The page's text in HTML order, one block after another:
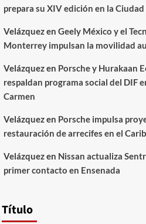
prepara su XIV edición en la
Velázquezen Geely México y el
Monterrey impulsan la movilidad
Velázquezen Porsche y Hurakaan
respaldan programa social del DIF
Carmen
Velázquezen Porsche impulsa
restauración de arrecifes en el
Velázquezen Nissan actualiza
primer contacto en Ensenada
Título